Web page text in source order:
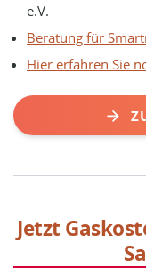
e.V.
Beratung für
Hier erfahren Sie
Jetzt